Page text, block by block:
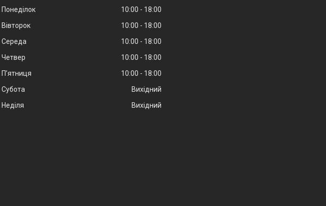
Понеділок 10:00
18:00
Вівторок
10:00
18:00
Середа
10:00
18:00
Четвер
10:00
18:00
Пʼятниця
10:00
18:00
Субота
Вихідний
Неділя
Вихідний